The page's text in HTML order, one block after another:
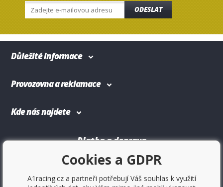
ODESLAT
Důležité informace
Provozovna a reklamace
Kde nás najdete
Platba a doprava
Cookies a GDPR
A1racing.cz a partneři potřebují Váš souhlas k využití